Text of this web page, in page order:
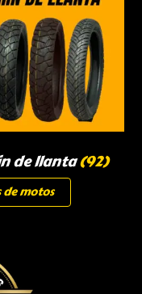
de llanta(92)
de motos